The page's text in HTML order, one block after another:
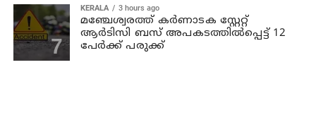
KERALA 3 hours ago
മഞ്ചേശ്വരത്ത് കര്‍ണാടക സ്റ്റേറ്റ്
ആര്‍ടിസി ബസ് അപകടത്തില്‍പ്പെട്ട് 12
പേര്‍ക്ക് പരുക്ക്